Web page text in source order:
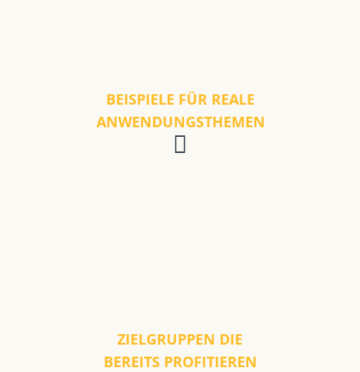
BEISPIELE FÜR REALE
ANWENDUNGSTHEMEN
ZIELGRUPPEN DIE
BEREITS PROFITIEREN